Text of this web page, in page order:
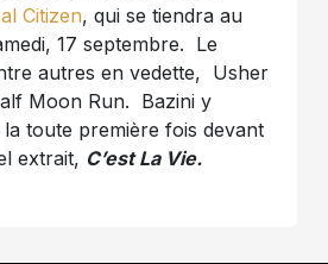
Citizen, qui se tiendra au
17 septembre. Le
autres en vedette, Usher
Moon Run. Bazini y
toute première fois devant
extrait, C’est La Vie.